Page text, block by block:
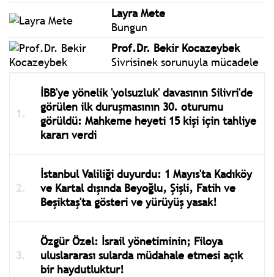
Layra Mete
Bungun
Prof.Dr. Bekir Kocazeybek
Sivrisinek sorunuyla mücadele
İBB'ye yönelik 'yolsuzluk' davasının Silivri'de
görülen ilk duruşmasının 30. oturumu
görüldü: Mahkeme heyeti 15 kişi için tahliye
kararı verdi
İstanbul Valiliği duyurdu: 1 Mayıs'ta Kadıköy
ve Kartal dışında Beyoğlu, Şişli, Fatih ve
Beşiktaş'ta gösteri ve yürüyüş yasak!
Özgür Özel: İsrail yönetiminin; Filoya
uluslararası sularda müdahale etmesi açık
bir haydutluktur!